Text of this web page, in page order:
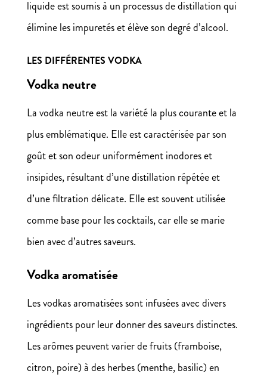
liquide est soumis à un processus de distillation qui
élimine les impuretés et élève son degré d’alcool.
LES DIFFÉRENTES VODKA
Vodka neutre
La vodka neutre est la variété la plus courante et la
plus emblématique. Elle est caractérisée par son
goût et son odeur uniformément inodores et
insipides, résultant d’une distillation répétée et
d’une filtration délicate. Elle est souvent utilisée
comme base pour les cocktails, car elle se marie
bien avec d’autres saveurs.
Vodka aromatisée
Les vodkas aromatisées sont infusées avec divers
ingrédients pour leur donner des saveurs distinctes.
Les arômes peuvent varier de fruits (framboise,
citron, poire) à des herbes (menthe, basilic) en